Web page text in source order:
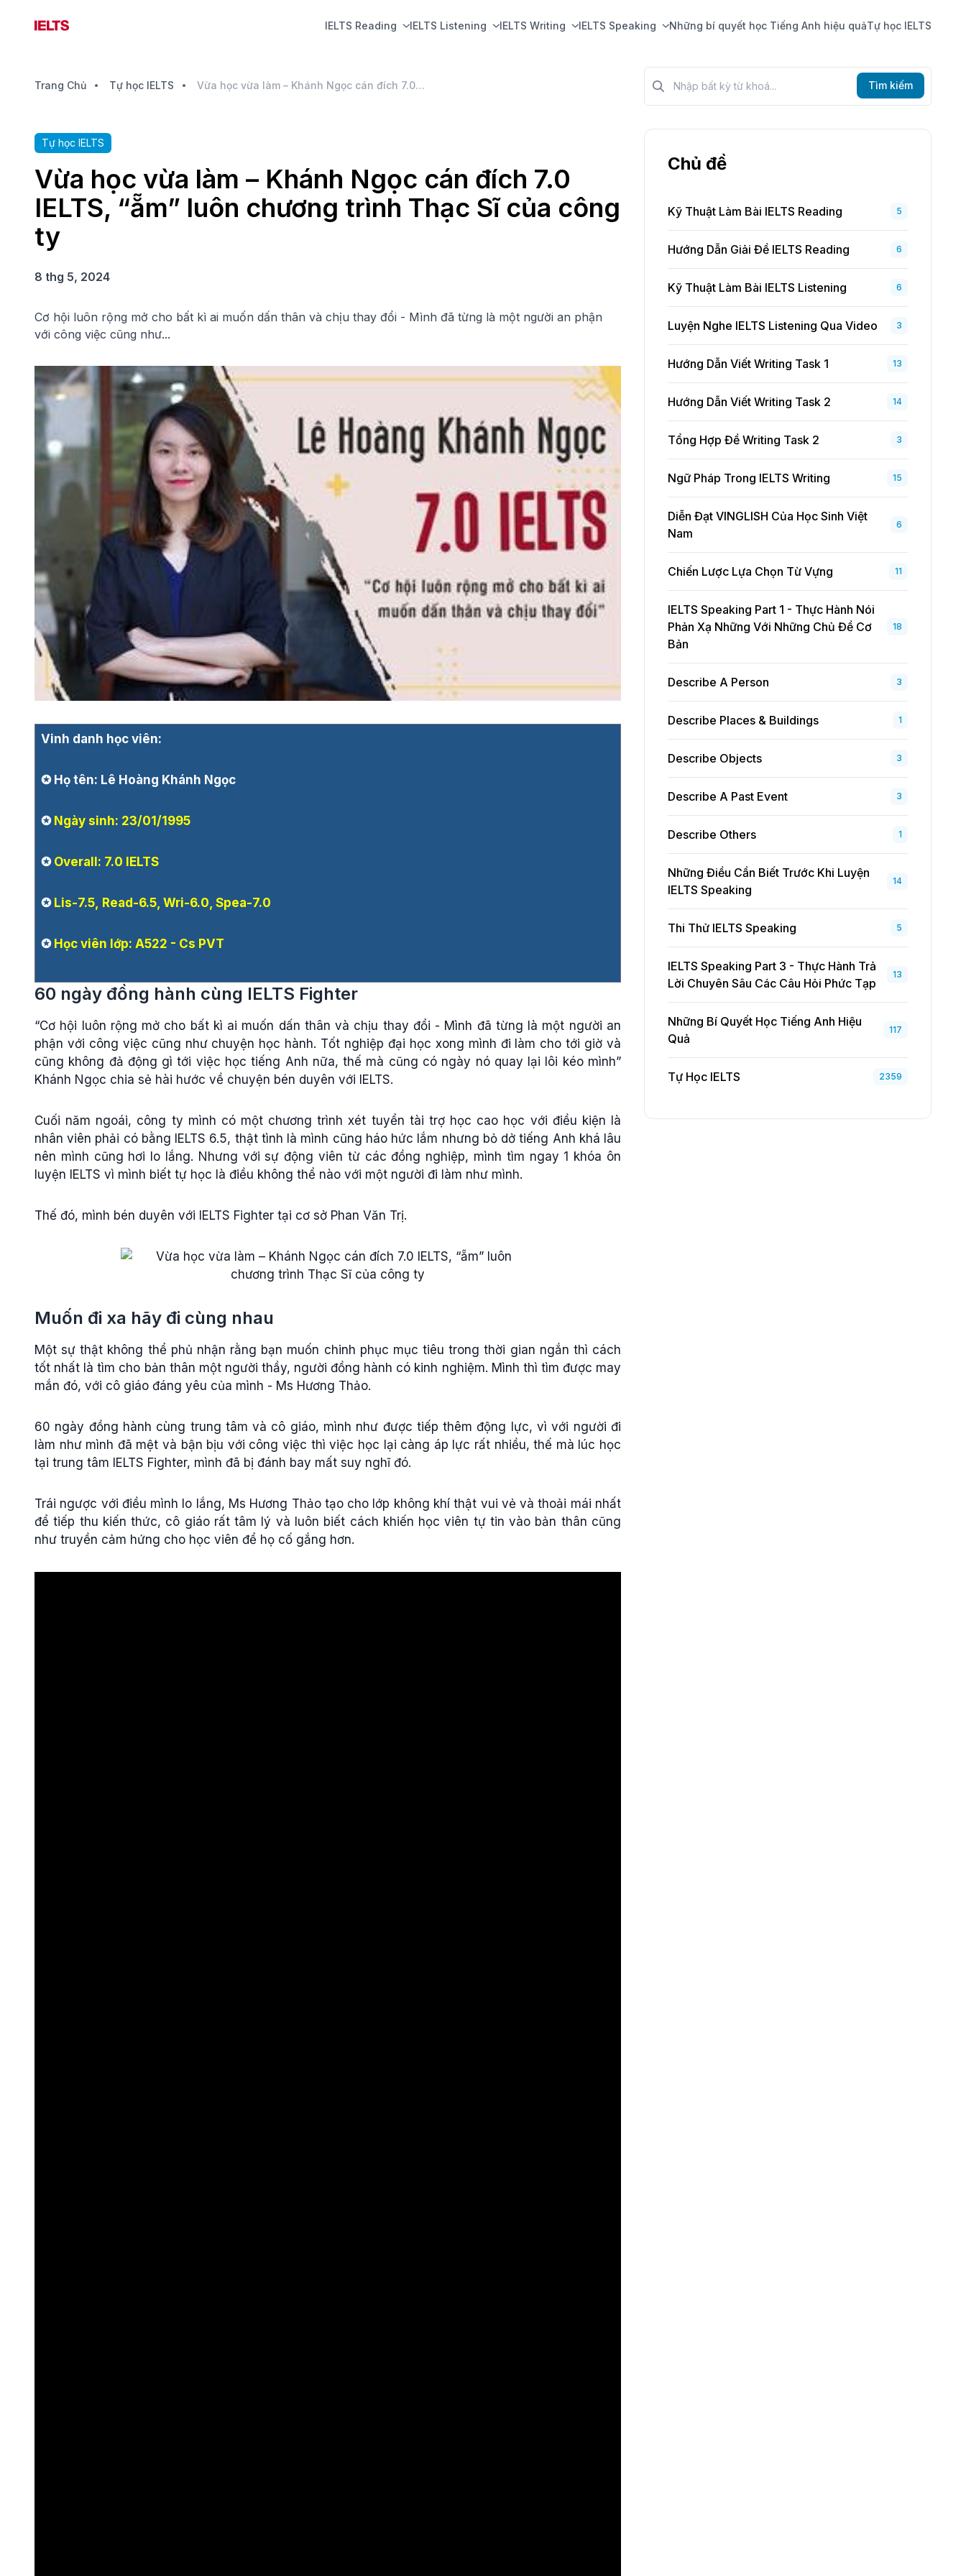
IELTS Reading IELTS Listening IELTS Writing IELTS Speaking Những bí quyết học Tiếng Anh hiệu quảTự học IELTS
Trang Chủ Tự học IELTS Vừa học vừa làm – Khánh Ngọc cán đích 7.0 IELTS, “ẵm” luôn chương trình Thạc Sĩ của công ty
Tự học IELTS
Vừa học vừa làm – Khánh Ngọc cán đích 7.0
IELTS, “ẵm” luôn chương trình Thạc Sĩ của công
ty
8 thg 5, 2024
Cơ hội luôn rộng mở cho bất kì ai muốn dấn thân và chịu thay đổi - Mình đã từng là một người an phận
với công việc cũng như...
Vinh danh học viên:
✪ Họ tên: Lê Hoàng Khánh Ngọc
✪ Ngày sinh: 23/01/1995
✪Overall: 7.0 IELTS
✪Lis-7.5, Read-6.5, Wri-6.0, Spea-7.0
✪Học viên lớp: A522 - Cs PVT
60 ngày đồng hành cùng IELTS Fighter
“Cơ hội luôn rộng mở cho bất kì ai muốn dấn thân và chịu thay đổi - Mình đã từng là một người an
phận với công việc cũng như chuyện học hành. Tốt nghiệp đại học xong mình đi làm cho tới giờ và
cũng không đả động gì tới việc học tiếng Anh nữa, thế mà cũng có ngày nó quay lại lôi kéo mình”
Khánh Ngọc chia sẻ hài hước về chuyện bén duyên với IELTS.
Cuối năm ngoái, công ty mình có một chương trình xét tuyển tài trợ học cao học với điều kiện là
nhân viên phải có bằng IELTS 6.5, thật tình là mình cũng háo hức lắm nhưng bỏ dở tiếng Anh khá lâu
nên mình cũng hơi lo lắng. Nhưng với sự động viên từ các đồng nghiệp, mình tìm ngay 1 khóa ôn
luyện IELTS vì mình biết tự học là điều không thể nào với một người đi làm như mình.
Thế đó, mình bén duyên với IELTS Fighter tại cơ sở Phan Văn Trị.
Muốn đi xa hãy đi cùng nhau
Một sự thật không thể phủ nhận rằng bạn muốn chinh phục mục tiêu trong thời gian ngắn thì cách
tốt nhất là tìm cho bản thân một người thầy, người đồng hành có kinh nghiệm. Mình thì tìm được may
mắn đó, với cô giáo đáng yêu của mình - Ms Hương Thảo.
60 ngày đồng hành cùng trung tâm và cô giáo, mình như được tiếp thêm động lực, vì với người đi
làm như mình đã mệt và bận bịu với công việc thì việc học lại càng áp lực rất nhiều, thế mà lúc học
tại trung tâm IELTS Fighter, mình đã bị đánh bay mất suy nghĩ đó.
Trái ngược với điều mình lo lắng, Ms Hương Thảo tạo cho lớp không khí thật vui vẻ và thoải mái nhất
để tiếp thu kiến thức, cô giáo rất tâm lý và luôn biết cách khiến học viên tự tin vào bản thân cũng
như truyền cảm hứng cho học viên để họ cố gắng hơn.
Tìm kiếm?>
Tìm kiếm
Chủ đề
Kỹ Thuật Làm Bài IELTS Reading 5
Hướng Dẫn Giải Đề IELTS Reading 6
Kỹ Thuật Làm Bài IELTS Listening 6
Luyện Nghe IELTS Listening Qua Video 3
Hướng Dẫn Viết Writing Task 1 13
Hướng Dẫn Viết Writing Task 2 14
Tổng Hợp Đề Writing Task 2 3
Ngữ Pháp Trong IELTS Writing 15
Diễn Đạt VINGLISH Của Học Sinh Việt
Nam
6
Chiến Lược Lựa Chọn Từ Vựng 11
IELTS Speaking Part 1 - Thực Hành Nói
Phản Xạ Những Với Những Chủ Đề Cơ
Bản
18
Describe A Person 3
Describe Places & Buildings 1
Describe Objects 3
Describe A Past Event 3
Describe Others 1
Những Điều Cần Biết Trước Khi Luyện
IELTS Speaking
14
Thi Thử IELTS Speaking 5
IELTS Speaking Part 3 - Thực Hành Trả
Lời Chuyên Sâu Các Câu Hỏi Phức Tạp
13
Những Bí Quyết Học Tiếng Anh Hiệu
Quả
117
Tự Học IELTS 2359